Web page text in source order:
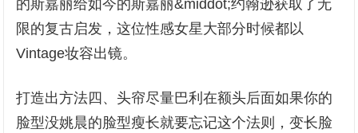
的斯嘉丽给如今的斯嘉丽&middot;约翰逊获取了无
限的复古启发，这位性感女星大部分时候都以
Vintage妆容出镜。
打造出方法四、头帘尽量巴利在额头后面如果你的
脸型没姚晨的脸型瘦长就要忘记这个法则，变长脸